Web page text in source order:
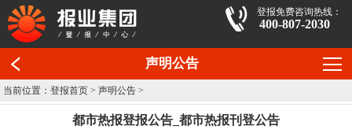
登报免费咨询热线：
400-807-2030
声明公告
当前位置：登报首页 >声明公告 >
都市热报登报公告_都市热报刊登公告